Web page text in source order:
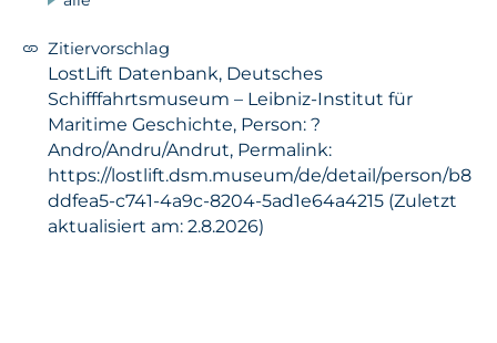
Zitiervorschlag
LostLift Datenbank, Deutsches
Schifffahrtsmuseum – Leibniz-Institut für
Maritime Geschichte, Person: ?
Andro/Andru/Andrut, Permalink:
https://lostlift.dsm.museum/de/detail/person/b8
ddfea5-c741-4a9c-8204-5ad1e64a4215 (Zuletzt
aktualisiert am: 2.8.2026)